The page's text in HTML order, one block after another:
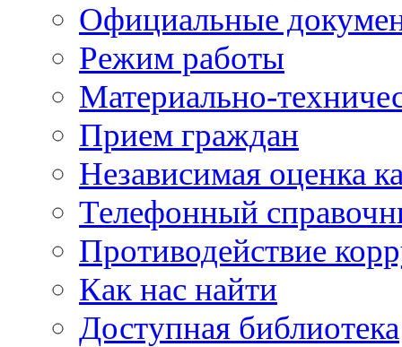
Официальные
Режим работы
Материально-
Прием граждан
Независимая оценка
Телефонный
Противодействие
Как нас найти
Доступная библиотека